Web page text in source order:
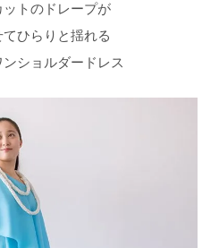
トのドレープが
ひらりと揺れる
ショルダードレス